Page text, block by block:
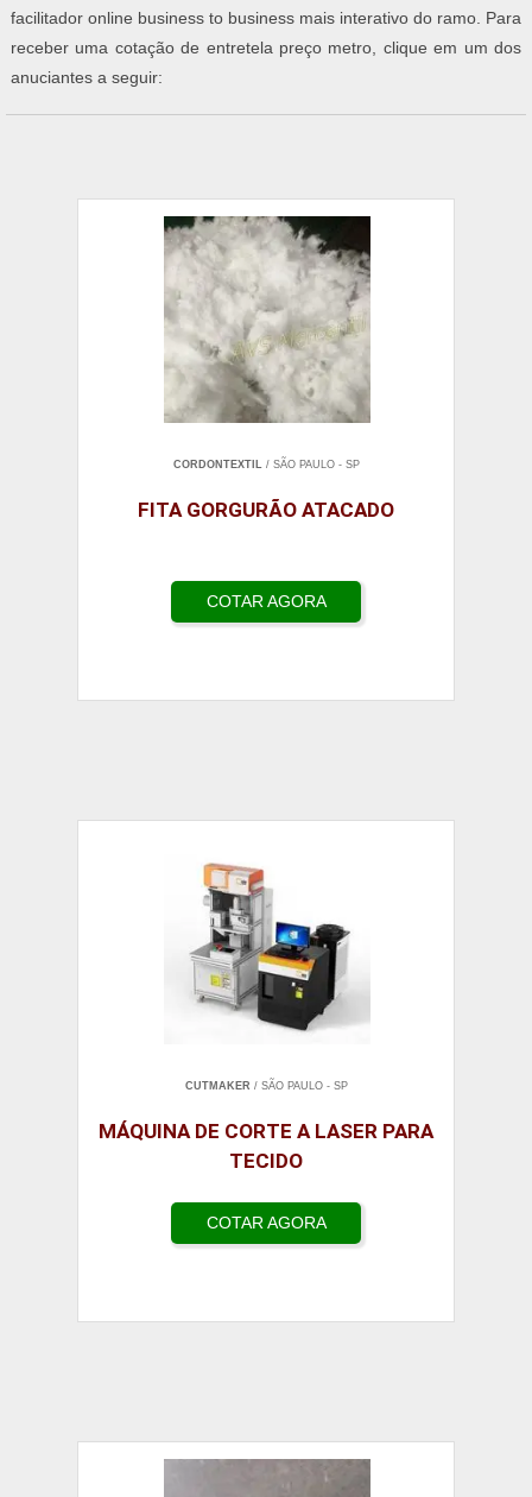
facilitador online business to business mais interativo do ramo. Para
receber uma cotação de entretela preço metro, clique em um dos
anuciantes a seguir:
CORDONTEXTIL/ SÃO PAULO - SP
FITA GORGURÃO ATACADO
COTAR AGORA
CUTMAKER / SÃO PAULO - SP
MÁQUINA DE CORTE A LASER PARA
TECIDO
COTAR AGORA